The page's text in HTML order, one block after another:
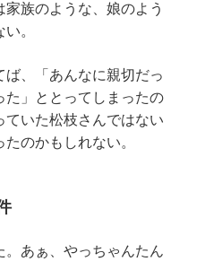
族のような、娘のよう
。
、「あんなに親切だっ
た」ととってしまったの
いた松枝さんではない
のかもしれない。
。あぁ、やっちゃんたん